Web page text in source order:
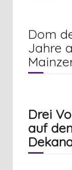
Dom
Jahre
Drei
auf